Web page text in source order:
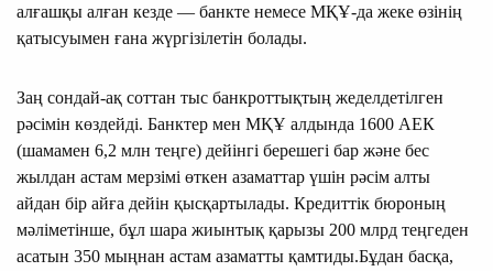
алғашқы алған кезде — банкте немесе МҚҰ-да жеке өзiнiң
қатысуымен ғана жүргiзiлетiн болады.
Заң сондай-ақ соттан тыс банкроттықтың жеделдетілген
рәсімін көздейді. Банктер мен МҚҰ алдында 1600 АЕК
(шамамен 6,2 млн теңге) дейінгі берешегі бар және бес
жылдан астам мерзімі өткен азаматтар үшін рәсім алты
айдан бір айға дейін қысқартылады. Кредиттік бюроның
мәліметінше, бұл шара жиынтық қарызы 200 млрд теңгеден
асатын 350 мыңнан астам азаматты қамтиды.Бұдан басқа,